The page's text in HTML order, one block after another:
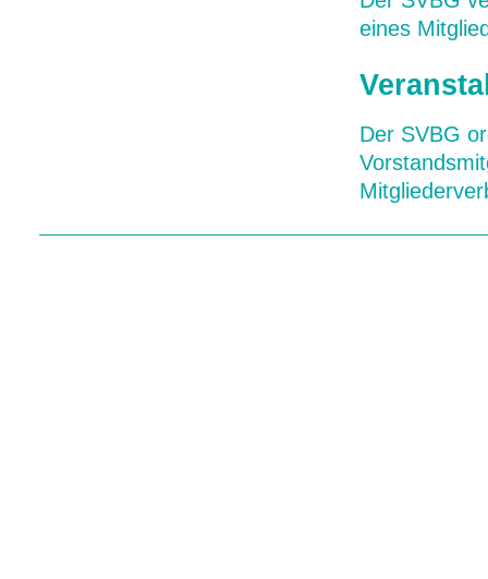
eines
Der SVBG